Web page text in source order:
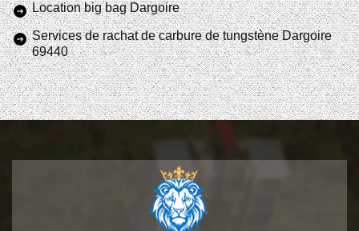
Location big bag Dargoire
Services de rachat de carbure de tungstène Dargoire
69440